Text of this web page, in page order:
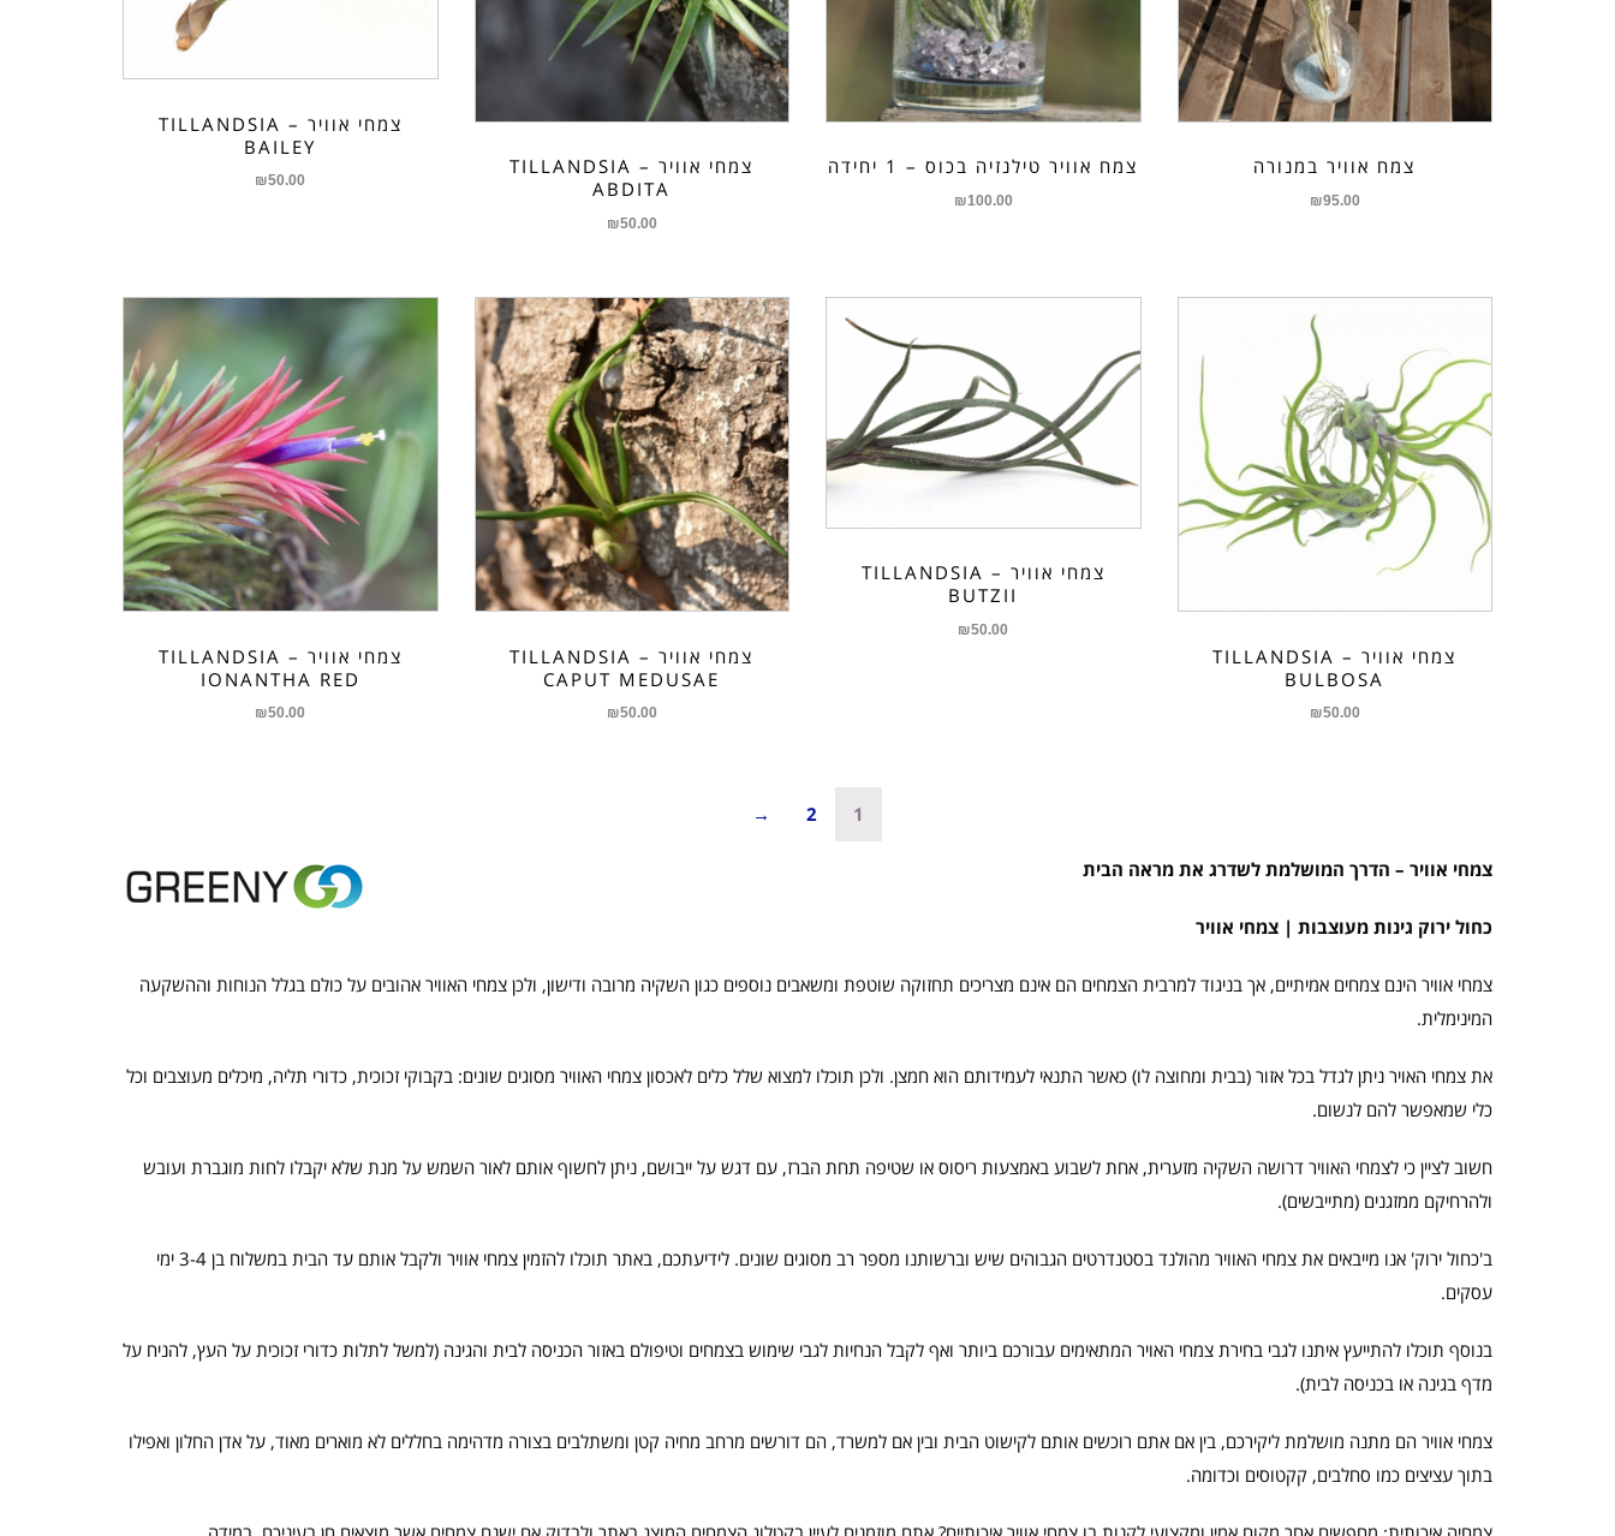
צמח אוויר במנורה
₪95.00
צמח אוויר טילנזיה בכוס – 1 יחידה
₪100.00
צמחי אוויר – TILLANDSIA
ABDITA
₪50.00
צמחי אוויר – TILLANDSIA
BAILEY
₪50.00
צמחי אוויר – TILLANDSIA
BULBOSA
₪50.00
צמחי אוויר – TILLANDSIA
BUTZII
₪50.00
צמחי אוויר – TILLANDSIA
CAPUT MEDUSAE
₪50.00
צמחי אוויר – TILLANDSIA
IONANTHA RED
₪50.00
1
2
→
צמחי אוויר – הדרך המושלמת לשדרג את מראה הבית
כחול ירוק גינות מעוצבות | צמחי אוויר
צמחי אוויר הינם צמחים אמיתיים, אך בניגוד למרבית הצמחים הם אינם מצריכים תחזוקה שוטפת ומשאבים נוספים כגון השקיה מרובה ודישון, ולכן צמחי האוויר אהובים על כולם בגלל הנוחות וההשקעה
המינימלית.
את צמחי האויר ניתן לגדל בכל אזור (בבית ומחוצה לו) כאשר התנאי לעמידותם הוא חמצן. ולכן תוכלו למצוא שלל כלים לאכסון צמחי האוויר מסוגים שונים: בקבוקי זכוכית, כדורי תליה, מיכלים מעוצבים וכל
כלי שמאפשר להם לנשום.
חשוב לציין כי לצמחי האוויר דרושה השקיה מזערית, אחת לשבוע באמצעות ריסוס או שטיפה תחת הברז, עם דגש על ייבושם, ניתן לחשוף אותם לאור השמש על מנת שלא יקבלו לחות מוגברת ועובש
ולהרחיקם ממזגנים (מתייבשים).
ב'כחול ירוק' אנו מייבאים את צמחי האוויר מהולנד בסטנדרטים הגבוהים שיש וברשותנו מספר רב מסוגים שונים. לידיעתכם, באתר תוכלו להזמין צמחי אוויר ולקבל אותם עד הבית במשלוח בן 3-4 ימי
עסקים.
בנוסף תוכלו להתייעץ איתנו לגבי בחירת צמחי האויר המתאימים עבורכם ביותר ואף לקבל הנחיות לגבי שימוש בצמחים וטיפולם באזור הכניסה לבית והגינה (למשל לתלות כדורי זכוכית על העץ, להניח על
מדף בגינה או בכניסה לבית).
צמחי אוויר הם מתנה מושלמת ליקירכם, בין אם אתם רוכשים אותם לקישוט הבית ובין אם למשרד, הם דורשים מרחב מחיה קטן ומשתלבים בצורה מדהימה בחללים לא מוארים מאוד, על אדן החלון ואפילו
בתוך עציצים כמו סחלבים, קקטוסים וכדומה.